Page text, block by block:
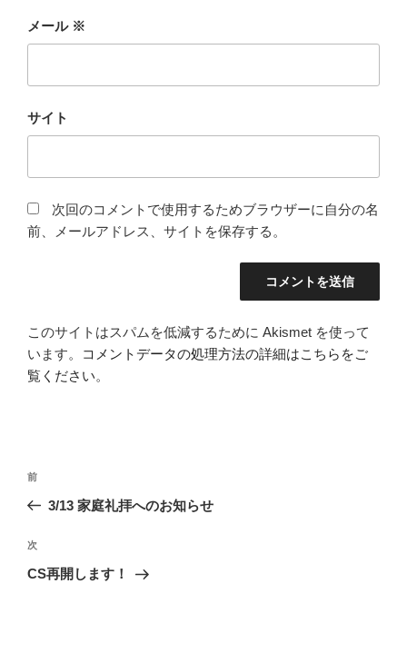
メール ※
サイト
次回のコメントで使用するためブラウザーに自分の名
前、メールアドレス、サイトを保存する。
このサイトはスパムを低減するために Akismet を使って
います。
コメントデータの処理方法の詳細はこちらをご
覧ください。
投
ビ
ゲ
前
の
稿
前
3/13 家庭礼拝へのお知らせ
次
の
次
CS再開します！